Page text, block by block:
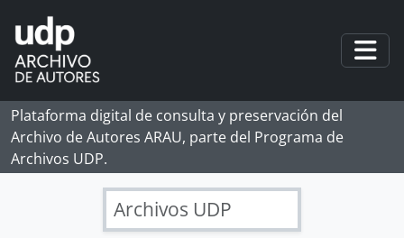
Skip to main content
Plataforma digital de consulta y preservación del
Archivo de Autores ARAU, parte del Programa de
Archivos UDP.
Archivos UDP